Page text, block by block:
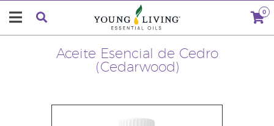
0
Aceite Esencial de Cedro
(Cedarwood)